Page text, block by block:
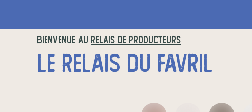
BIENVENUE AU RELAIS DE PRODUCTEURS
LE RELAIS DU FAVRIL